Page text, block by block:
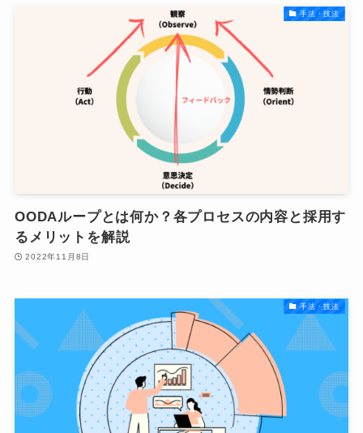
手法・技法
OODAループとは何か？各プロセスの内容と採用す
るメリットを解説
2022年11月8日
手法・技法